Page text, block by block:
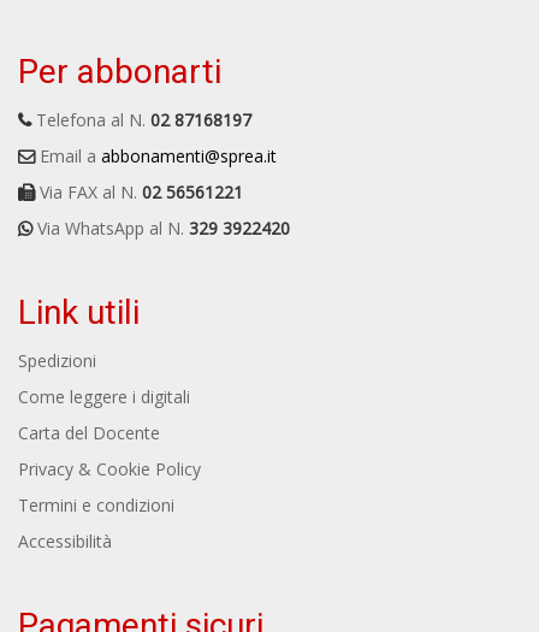
Per abbonarti
Telefona al N. 02 87168197
Email a abbonamenti@sprea.it
Via FAX al N. 02 56561221
Via WhatsApp al N. 329 3922420
Link utili
Spedizioni
Come leggere i digitali
Carta del Docente
Privacy & Cookie Policy
Termini e condizioni
Accessibilità